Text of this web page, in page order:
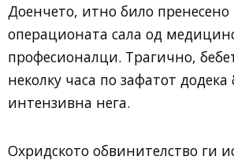
Доенчето, итно било пренесено
операционата сала од
професионалци. Трагично,
неколку часа по зафатот
интензивна нега.
Охридското обвинителство ги